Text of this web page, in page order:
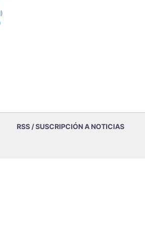
RSS / SUSCRIPCIÓN A NOTICIAS